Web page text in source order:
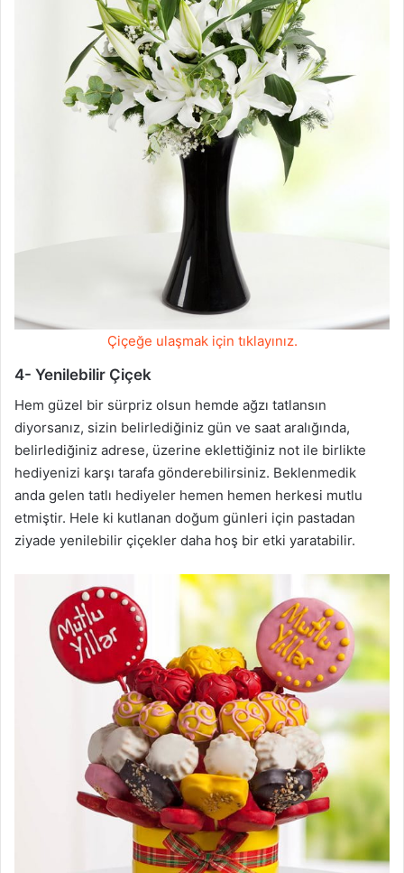
Çiçeğe ulaşmak için tıklayınız.
4- Yenilebilir Çiçek
Hem güzel bir sürpriz olsun hemde ağzı tatlansın
diyorsanız, sizin belirlediğiniz gün ve saat aralığında,
belirlediğiniz adrese, üzerine eklettiğiniz not ile birlikte
hediyenizi karşı tarafa gönderebilirsiniz. Beklenmedik
anda gelen tatlı hediyeler hemen hemen herkesi mutlu
etmiştir. Hele ki kutlanan doğum günleri için pastadan
ziyade yenilebilir çiçekler daha hoş bir etki yaratabilir.